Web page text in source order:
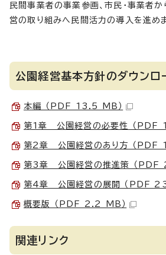
民間事業者の事業参画、市民・事業者
営の取り組みへ民間活力の導入を進めま
公園経営基本方針のダウンロ
本編 （PDF 13.5 MB）
第1章 公園経営の必要性 （PDF
第2章 公園経営のあり方 （PDF
第3章 公園経営の推進策 （PDF
第4章 公園経営の展開 （PDF
概要版 （PDF 2.2 MB）
関連リンク